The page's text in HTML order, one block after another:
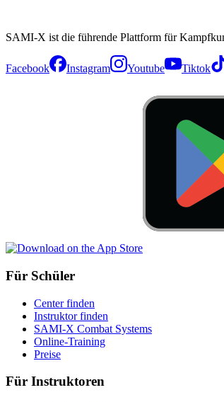
SAMI-X ist die führende Plattform für
Facebook Instagram Youtube Tiktok
Für Schüler
Center finden
Instruktor finden
SAMI-X Combat Systems
Online-Training
Preise
Für Instruktoren